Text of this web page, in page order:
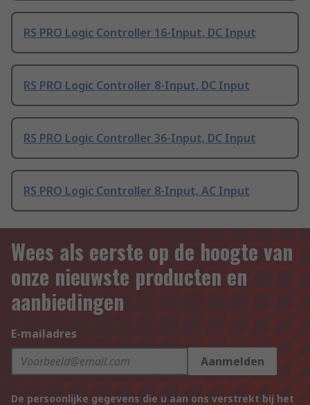
RS PRO Logic Controller 16-Input, DC Input
RS PRO Logic Controller 8-Input, DC Input
RS PRO Logic Controller 36-Input, DC Input
RS PRO Logic Controller 8-Input, AC Input
Wees als eerste op de hoogte van
onze nieuwste producten en
aanbiedingen
E-mailadres
Aanmelden
De persoonlijke gegevens die u aan ons verstrekt bij het